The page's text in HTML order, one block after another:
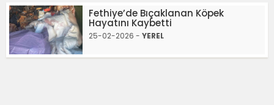
Fethiye’de Bıçaklanan Köpek
Hayatını Kaybetti
25-02-2026 - YEREL